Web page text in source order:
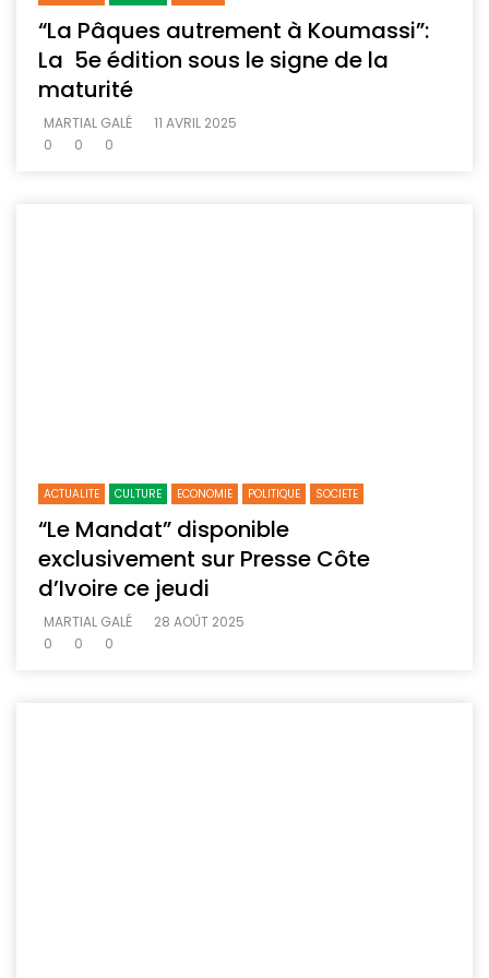
“La Pâques autrement à Koumassi”:
La 5e édition sous le signe de la
maturité
MARTIAL GALÉ
11 AVRIL 2025
0
0 0
ACTUALITE CULTURE ECONOMIE POLITIQUE SOCIETE
“Le Mandat” disponible
exclusivement sur Presse Côte
d’Ivoire ce jeudi
MARTIAL GALÉ
28 AOÛT 2025
0
0 0